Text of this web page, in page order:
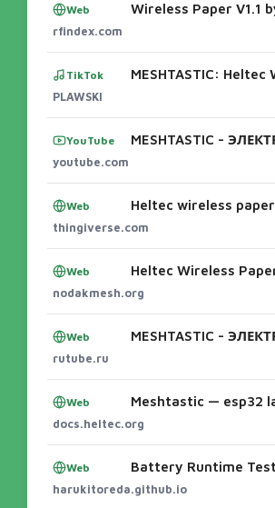
Web
rfindex.com
TikTok
PLAWSKI
YouTube
youtube.com
Web
thingiverse.com
Web
nodakmesh.org
Web
rutube.ru
Web
docs.heltec.org
Web
harukitoreda.github.io